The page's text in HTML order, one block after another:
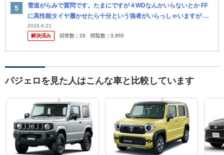
雪道がらみで質問です。たまにですが４WDなんかいらないとか FF
に高性能タイヤ履かせたら十分という強者がいらっしゃいますが 本
当にそうなの？ これは極端な例ですがFFも含めて２輪駆動という条
件...
2016.6.21
解決済み
回答数： 29 閲覧数： 3,955
パジェロを見た人はこんな車と比較しています